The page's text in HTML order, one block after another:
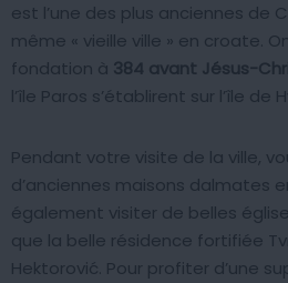
est l’une des plus anciennes de
même « vieille ville » en croate.
fondation à 384 avant Jésus-
l’île Paros s’établirent sur l’île de
Pendant votre visite de la ville,
d’anciennes maisons dalmates
également visiter de belles
que la belle résidence fortifiée
Hektorović. Pour profiter d’une